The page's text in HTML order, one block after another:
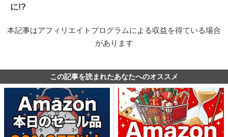
に!?
本記事はアフィリエイトプログラムによる収益を得ている場合
があります
この記事を読まれたあなたへのオススメ